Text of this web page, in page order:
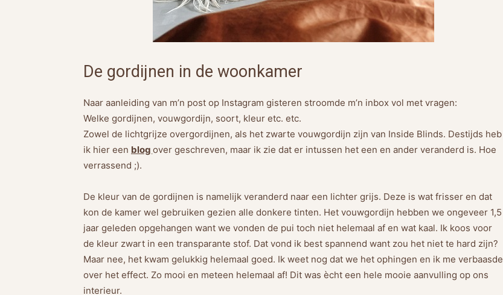
De gordijnen in de woonkamer
Naar aanleiding van m’n post op Instagram gisteren stroomde m’n inbox vol met vragen:
Welke gordijnen, vouwgordijn, soort, kleur etc. etc.
Zowel de lichtgrijze overgordijnen, als het zwarte vouwgordijn zijn van Inside Blinds. Destijds heb
ik hier een blog over geschreven, maar ik zie dat er intussen het een en ander veranderd is. Hoe
verrassend ;).
De kleur van de gordijnen is namelijk veranderd naar een lichter grijs. Deze is wat frisser en dat
kon de kamer wel gebruiken gezien alle donkere tinten. Het vouwgordijn hebben we ongeveer 1,5
jaar geleden opgehangen want we vonden de pui toch niet helemaal af en wat kaal. Ik koos voor
de kleur zwart in een transparante stof. Dat vond ik best spannend want zou het niet te hard zijn?
Maar nee, het kwam gelukkig helemaal goed. Ik weet nog dat we het ophingen en ik me verbaasde
over het effect. Zo mooi en meteen helemaal af! Dit was ècht een hele mooie aanvulling op ons
interieur.